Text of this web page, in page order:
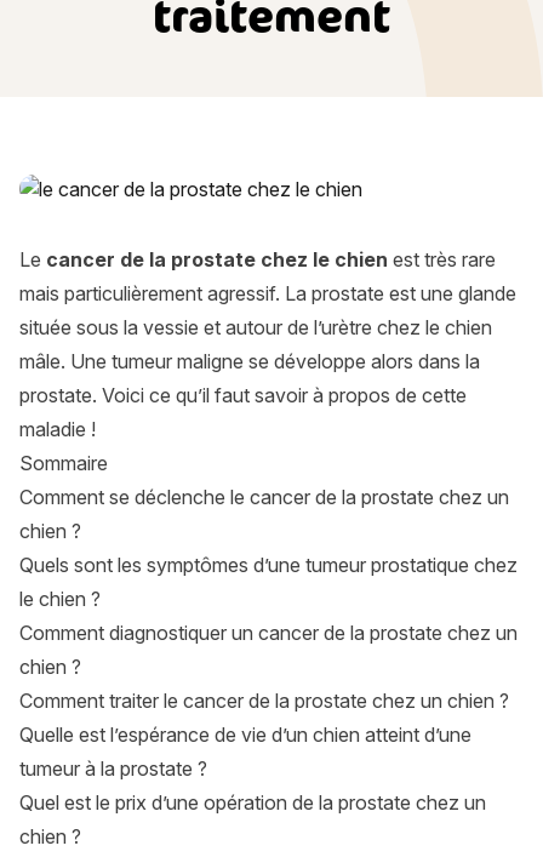
traitement
Cancer de la prostate chez le chien : causes, symptômes,
Le cancer de la prostate chez le chien est très rare
mais particulièrement agressif. La prostate est une glande
située sous la vessie et autour de l’urètre chez le chien
mâle. Une tumeur maligne se développe alors dans la
prostate. Voici ce qu’il faut savoir à propos de cette
maladie !
Sommaire
Comment se déclenche le cancer de la prostate chez un
chien ?
Quels sont les symptômes d’une tumeur prostatique chez
le chien ?
Comment diagnostiquer un cancer de la prostate chez un
chien ?
Comment traiter le cancer de la prostate chez un chien ?
Quelle est l’espérance de vie d’un chien atteint d’une
tumeur à la prostate ?
Quel est le prix d’une opération de la prostate chez un
chien ?